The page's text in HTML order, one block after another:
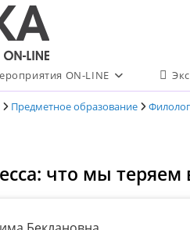
ON-LINE
Предметное образование
что мы